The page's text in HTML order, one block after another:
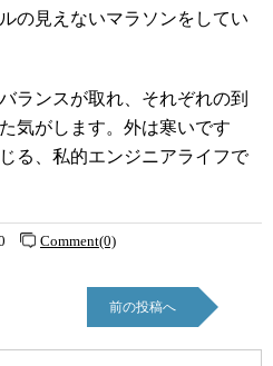
の見えないマラソンをしてい
ランスが取れ、それぞれの到
気がします。外は寒いです
る、私的エンジニアライフで
Comment(0)
前の投稿へ